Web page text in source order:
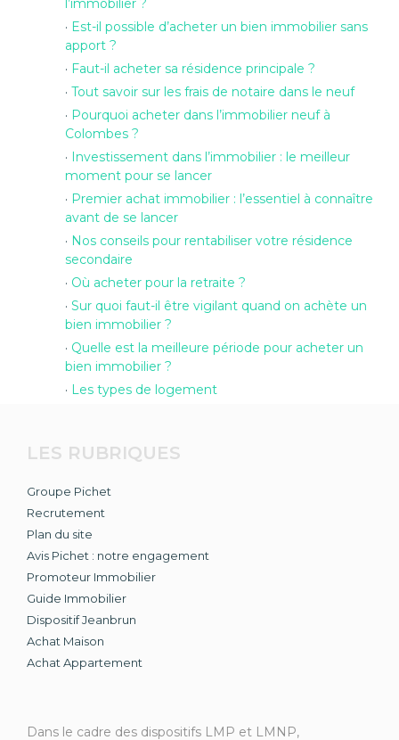
l’immobilier ?
Est-il possible d’acheter un bien immobilier sans
apport ?
Faut-il acheter sa résidence principale ?
Tout savoir sur les frais de notaire dans le neuf
Pourquoi acheter dans l’immobilier neuf à
Colombes ?
Investissement dans l’immobilier : le meilleur
moment pour se lancer
Premier achat immobilier : l’essentiel à connaître
avant de se lancer
Nos conseils pour rentabiliser votre résidence
secondaire
Où acheter pour la retraite ?
Sur quoi faut-il être vigilant quand on achète un
bien immobilier ?
Quelle est la meilleure période pour acheter un
bien immobilier ?
Les types de logement
LES RUBRIQUES
Groupe Pichet
Recrutement
Plan du site
Avis Pichet : notre engagement
Promoteur Immobilier
Guide Immobilier
Dispositif Jeanbrun
Achat Maison
Achat Appartement
Dans le cadre des dispositifs LMP et LMNP,